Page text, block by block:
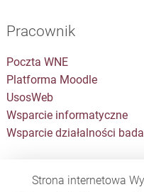
Pracownik
Poczta WNE
Platforma Moodle
UsosWeb
Wsparcie informatyczne
Wsparcie działalności
Strona internetowa